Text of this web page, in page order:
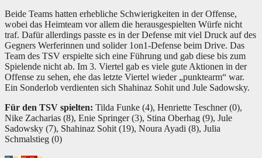
Beide Teams hatten erhebliche Schwierigkeiten in der Offense,
wobei das Heimteam vor allem die herausgespielten Würfe nicht
traf. Dafür allerdings passte es in der Defense mit viel Druck auf des
Gegners Werferinnen und solider 1on1-Defense beim Drive. Das
Team des TSV erspielte sich eine Führung und gab diese bis zum
Spielende nicht ab. Im 3. Viertel gab es viele gute Aktionen in der
Offense zu sehen, ehe das letzte Viertel wieder „punktearm“ war.
Ein Sonderlob verdienten sich Shahinaz Sohit und Jule Sadowsky.
Für den TSV spielten: Tilda Funke (4), Henriette Teschner (0),
Nike Zacharias (8), Enie Springer (3), Stina Oberhag (9), Jule
Sadowsky (7), Shahinaz Sohit (19), Noura Ayadi (8), Julia
Schmalstieg (0)